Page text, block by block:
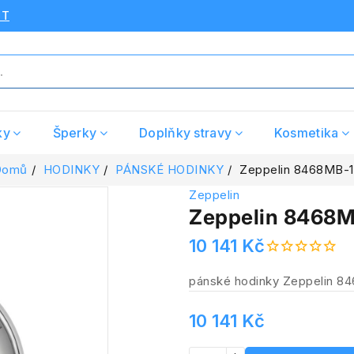
Šperky Doplňky stravy Kosmetika
HODINKY PÁNSKÉ HODINKY
Zeppelin 8468MB-1
Zeppelin
Zeppelin
10 141 Kč
pánské hodinky Zeppelin
10 141 Kč